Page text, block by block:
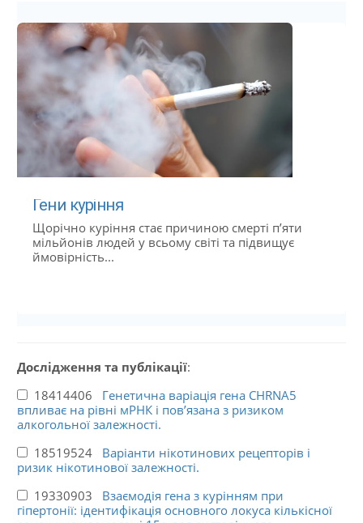
Гени куріння
Щорічно куріння стає причиною смерті п’яти
мільйонів людей у ​​всьому світі та підвищує
ймовірність...
Дослідження та публікації:
18414406 Генетична варіація гена CHRNA5
впливає на рівні мРНК і пов’язана з ризиком
алкогольної залежності.
18519524 Варіанти нікотинових рецепторів і
ризик нікотинової залежності.
19330903 Взаємодія гена з курінням при
гіпертонії: ідентифікація основного локуса кількісної